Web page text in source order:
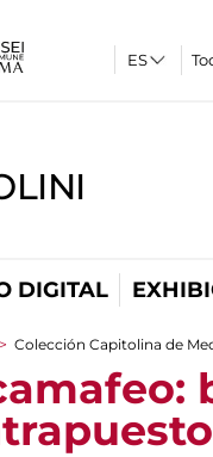
DIGITAL
> Colección Capitolina de